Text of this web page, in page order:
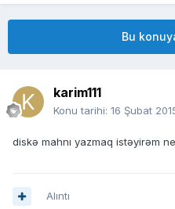
Bu
karim111
Konu tarihi: 16 Şubat
diskə mahnı yazmaq istəyirəm
Alıntı